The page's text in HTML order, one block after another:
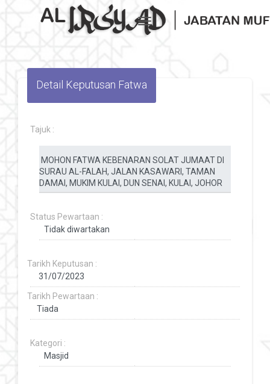
Toggle navigation
Detail Keputusan Fatwa
Tajuk :
Status Pewartaan :
Tarikh Keputusan :
Tarikh Pewartaan :
Kategori :